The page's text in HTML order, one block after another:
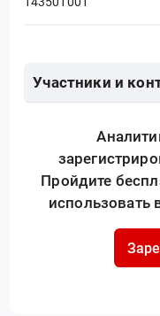
Участники и
Пройдите
использовать